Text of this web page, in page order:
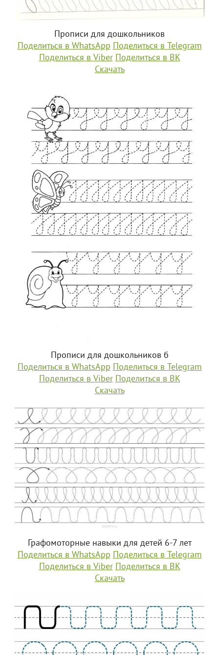
Прописи для дошкольников
Поделиться в WhatsApp Поделиться в Telegram
Поделиться в Viber Поделиться в ВК
Скачать
Прописи для дошкольников б
Поделиться в WhatsApp Поделиться в Telegram
Поделиться в Viber Поделиться в ВК
Скачать
Графомоторные навыки для детей 6-7 лет
Поделиться в WhatsApp Поделиться в Telegram
Поделиться в Viber Поделиться в ВК
Скачать